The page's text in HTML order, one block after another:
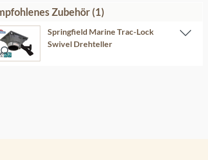
Zubehör (1)
Springfield Marine Trac-Lock
Swivel Drehteller